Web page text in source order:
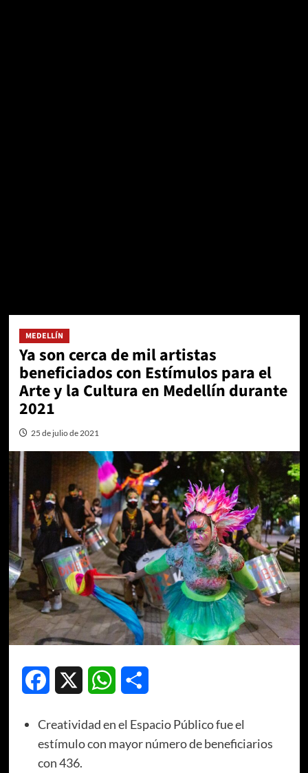
MEDELLÍN
Ya son cerca de mil artistas
beneficiados con Estímulos para el
Arte y la Cultura en Medellín durante
2021
25 de julio de 2021
Facebook WhatsApp
Creatividad en el Espacio Público fue el
estímulo con mayor número de beneficiarios
con 436.